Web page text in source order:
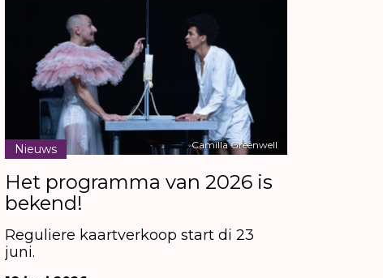
Het programma van 2026 is
bekend!
Reguliere kaartverkoop start di 23
juni.
Camilla Greenwell
Nieuws